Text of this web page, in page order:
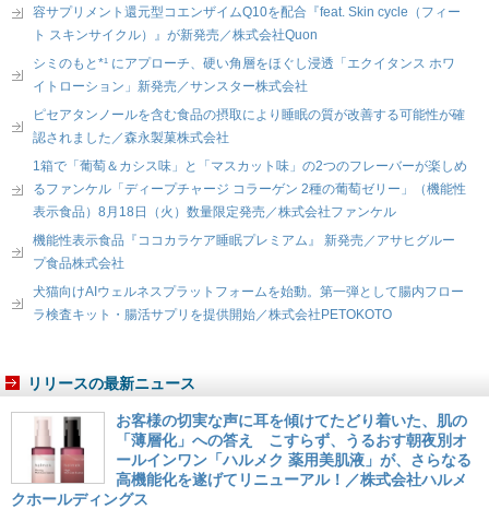
容サプリメント還元型コエンザイムQ10を配合『feat. Skin cycle（フィー
ト スキンサイクル）』が新発売／株式会社Quon
シミのもと*¹ にアプローチ、硬い角層をほぐし浸透「エクイタンス ホワ
イトローション」新発売／サンスター株式会社
ピセアタンノールを含む食品の摂取により睡眠の質が改善する可能性が確
認されました／森永製菓株式会社
1箱で「葡萄＆カシス味」と「マスカット味」の2つのフレーバーが楽しめ
るファンケル「ディープチャージ コラーゲン 2種の葡萄ゼリー」（機能性
表示食品）8月18日（火）数量限定発売／株式会社ファンケル
機能性表示食品『ココカラケア睡眠プレミアム』 新発売／アサヒグルー
プ食品株式会社
犬猫向けAIウェルネスプラットフォームを始動。第一弾として腸内フロー
ラ検査キット・腸活サプリを提供開始／株式会社PETOKOTO
リリースの最新ニュース
お客様の切実な声に耳を傾けてたどり着いた、肌の
「薄層化」への答え こすらず、うるおす朝夜別オ
ールインワン「ハルメク 薬用美肌液」が、さらなる
高機能化を遂げてリニューアル！／株式会社ハルメ
クホールディングス